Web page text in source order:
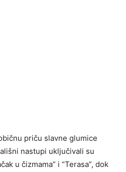
priču slavne glumice
nastupi uključivali su
u čizmama” i “Terasa”, dok